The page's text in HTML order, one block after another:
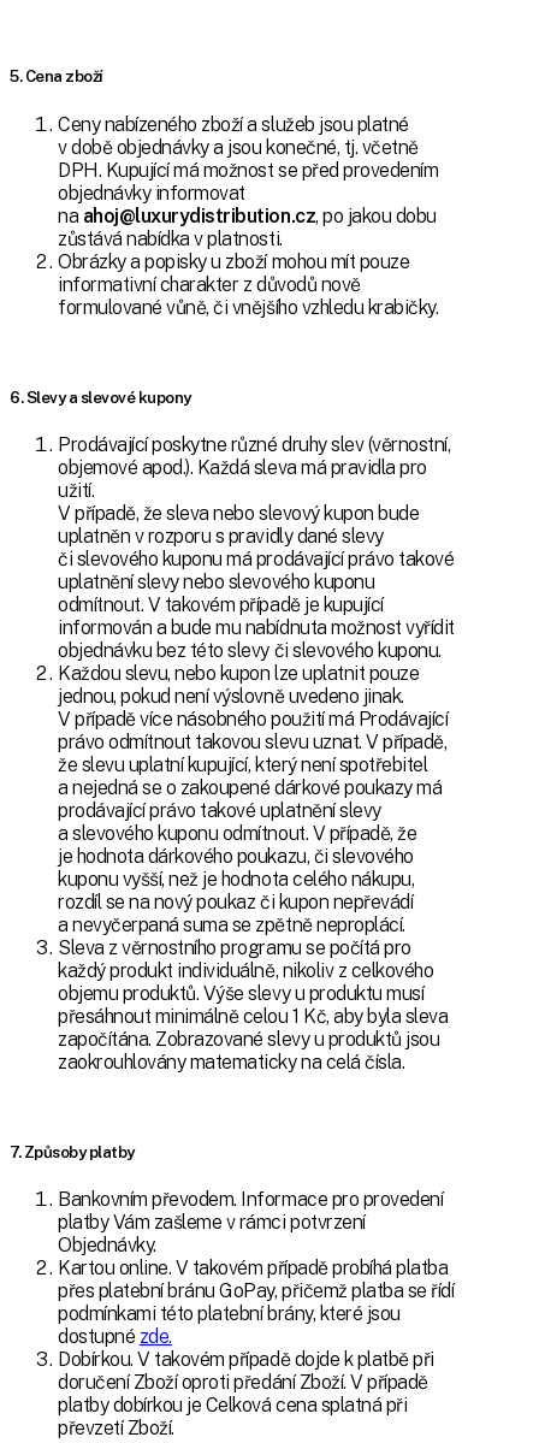
5. Cena zboží
Ceny nabízeného zboží a služeb jsou platné
v době objednávky a jsou konečné, tj. včetně
DPH. Kupující má možnost se před provedením
objednávky informovat
na ahoj@luxurydistribution.cz, po jakou dobu
zůstává nabídka v platnosti.
Obrázky a popisky u zboží mohou mít pouze
informativní charakter z důvodů nově
formulované vůně, či vnějšího vzhledu krabičky.
6. Slevy a slevové kupony
Prodávající poskytne různé druhy slev (věrnostní,
objemové apod.). Každá sleva má pravidla pro
užití.
V případě, že sleva nebo slevový kupon bude
uplatněn v rozporu s pravidly dané slevy
či slevového kuponu má prodávající právo takové
uplatnění slevy nebo slevového kuponu
odmítnout. V takovém případě je kupující
informován a bude mu nabídnuta možnost vyřídit
objednávku bez této slevy či slevového kuponu.
Každou slevu, nebo kupon lze uplatnit pouze
jednou, pokud není výslovně uvedeno jinak.
V případě více násobného použití má Prodávající
právo odmítnout takovou slevu uznat. V případě,
že slevu uplatní kupující, který není spotřebitel
a nejedná se o zakoupené dárkové poukazy má
prodávající právo takové uplatnění slevy
a slevového kuponu odmítnout. V případě, že
je hodnota dárkového poukazu, či slevového
kuponu vyšší, než je hodnota celého nákupu,
rozdíl se na nový poukaz či kupon nepřevádí
a nevyčerpaná suma se zpětně neproplácí.
Sleva z věrnostního programu se počítá pro
každý produkt individuálně, nikoliv z celkového
objemu produktů. Výše slevy u produktu musí
přesáhnout minimálně celou 1 Kč, aby byla sleva
započítána. Zobrazované slevy u produktů jsou
zaokrouhlovány matematicky na celá čísla.
7. Způsoby platby
Bankovním převodem. Informace pro provedení
platby Vám zašleme v rámci potvrzení
Objednávky.
Kartou online. V takovém případě probíhá platba
přes platební bránu GoPay, přičemž platba se řídí
podmínkami této platební brány, které jsou
dostupné zde.
Dobírkou. V takovém případě dojde k platbě při
doručení Zboží oproti předání Zboží. V případě
platby dobírkou je Celková cena splatná při
převzetí Zboží.